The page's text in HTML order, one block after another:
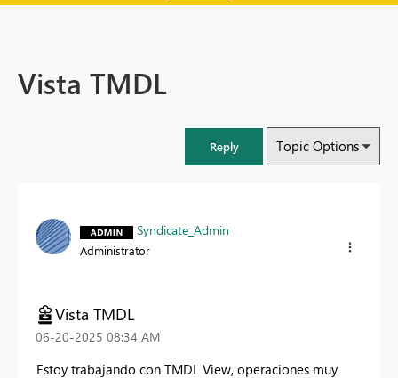
Vista TMDL
Reply Topic Options
Syndicate_Admin
Administrator
Vista TMDL
‎06-20-2025 08:34 AM
Estoy trabajando con TMDL View, operaciones muy